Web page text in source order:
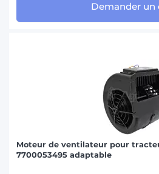
Demander un
Moteur de ventilateur pour
7700053495 adaptable